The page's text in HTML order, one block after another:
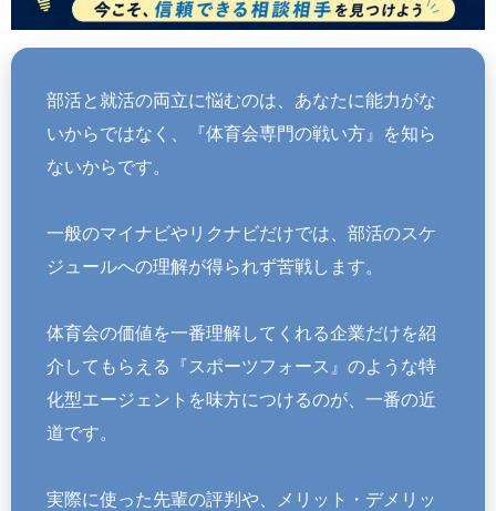
部活と就活の両立に悩むのは、あなたに能力がな
いからではなく、『体育会専門の戦い方』を知ら
ないからです。
一般のマイナビやリクナビだけでは、部活のスケ
ジュールへの理解が得られず苦戦します。
体育会の価値を一番理解してくれる企業だけを紹
介してもらえる『スポーツフォース』のような特
化型エージェントを味方につけるのが、一番の近
道です。
実際に使った先輩の評判や、メリット・デメリッ